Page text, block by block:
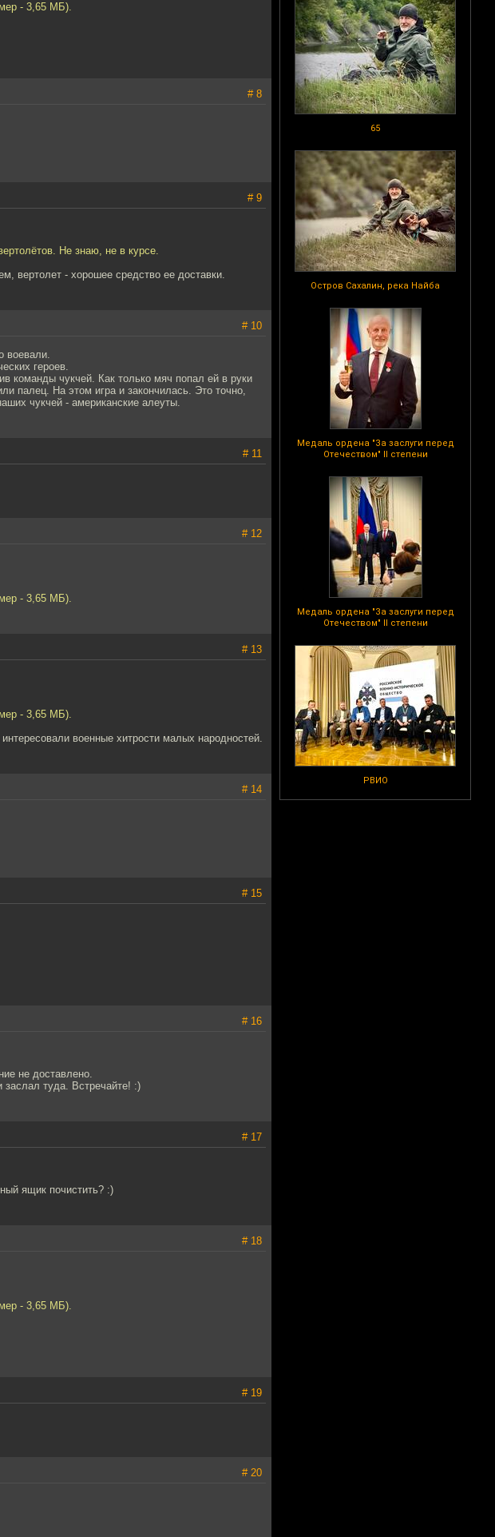
65
Остров Сахалин, река Найба
Медаль ордена "За заслуги перед
Отечеством" II степени
Медаль ордена "За заслуги перед
Отечеством" II степени
РВИО
- 3,65 МБ).
# 8
# 9
Не знаю, не в курсе.
вертолет - хорошее средство ее доставки.
# 10
воевали.
героев.
команды чукчей. Как только мяч попал ей в руки
палец. На этом игра и закончилась. Это точно,
чукчей - американские алеуты.
# 11
# 12
- 3,65 МБ).
# 13
- 3,65 МБ).
военные хитрости малых народностей.
# 14
# 15
# 16
не доставлено.
туда. Встречайте! :)
# 17
ящик почистить? :)
# 18
- 3,65 МБ).
# 19
# 20